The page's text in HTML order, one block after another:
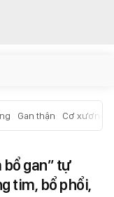
Gan thận Cơ xương
gan” tự
tim, bổ phổi,